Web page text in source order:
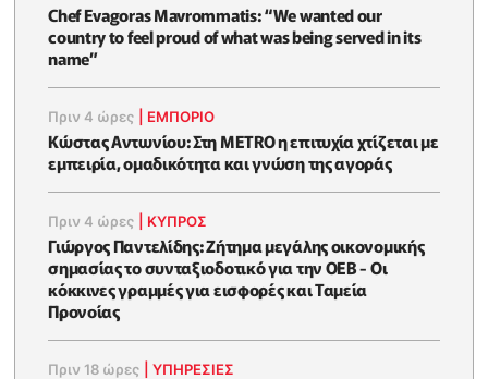
Chef Evagoras Mavrommatis: “We wanted our
country to feel proud of what was being served in its
name”
Πριν 4 ώρες ΕΜΠΟΡΙΟ
Κώστας Αντωνίου: Στη METRO η επιτυχία χτίζεται με
εμπειρία, ομαδικότητα και γνώση της αγοράς
Πριν 4 ώρες ΚΥΠΡΟΣ
Γιώργος Παντελίδης: Ζήτημα μεγάλης οικονομικής
σημασίας το συνταξιοδοτικό για την ΟΕΒ - Οι
κόκκινες γραμμές για εισφορές και Ταμεία
Προνοίας
Πριν 18 ώρες |ΥΠΗΡΕΣΙΕΣ